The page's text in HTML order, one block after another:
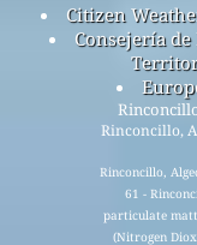
Citizen
Consejería
Rinconcillo,
Rinconcillo,
61 -
particulate
(Nitrogen